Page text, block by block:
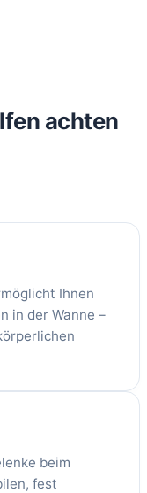
achten
Ihnen
in der Wanne –
beim
fest